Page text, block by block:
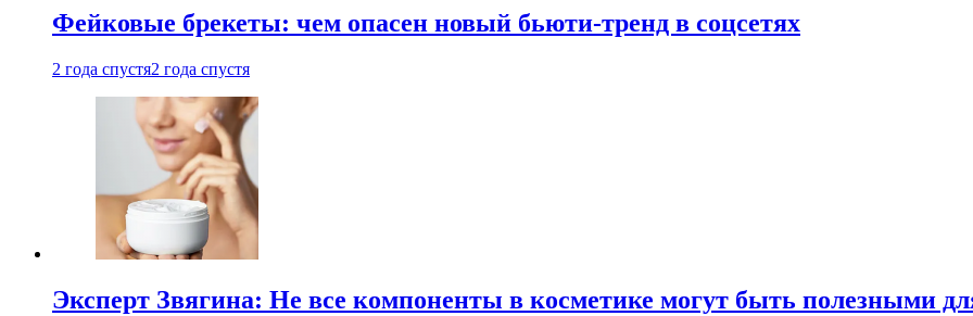
Фейковые брекеты: чем опасен новый бьюти-тренд в соцсетях
2 года спустя2 года спустя
Эксперт Звягина: Не все компоненты в косметике могут быть полезными